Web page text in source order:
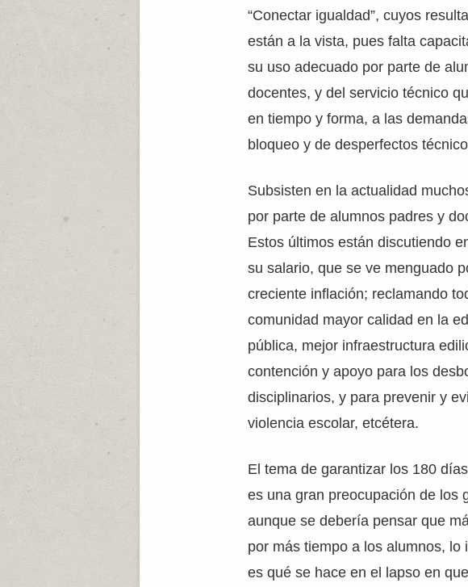
“Conectar igualdad”, cuyos
están a la vista, pues falta
su uso adecuado por parte de
docentes, y del servicio técnico
en tiempo y forma, a las
bloqueo y de desperfectos
Subsisten en la actualidad
por parte de alumnos padres y
Estos últimos están discutiendo
su salario, que se ve menguado
creciente inflación; reclamando
comunidad mayor calidad en la
pública, mejor infraestructura
contención y apoyo para los
disciplinarios, y para prevenir y
violencia escolar, etcétera.
El tema de garantizar los 180
es una gran preocupación de los
aunque se debería pensar que
por más tiempo a los alumnos, lo
es qué se hace en el lapso en que